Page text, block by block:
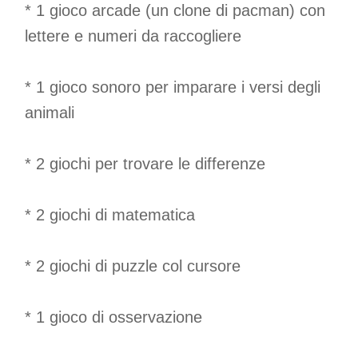
* 1 gioco arcade (un clone di pacman) con
lettere e numeri da raccogliere
* 1 gioco sonoro per imparare i versi degli
animali
* 2 giochi per trovare le differenze
* 2 giochi di matematica
* 2 giochi di puzzle col cursore
* 1 gioco di osservazione